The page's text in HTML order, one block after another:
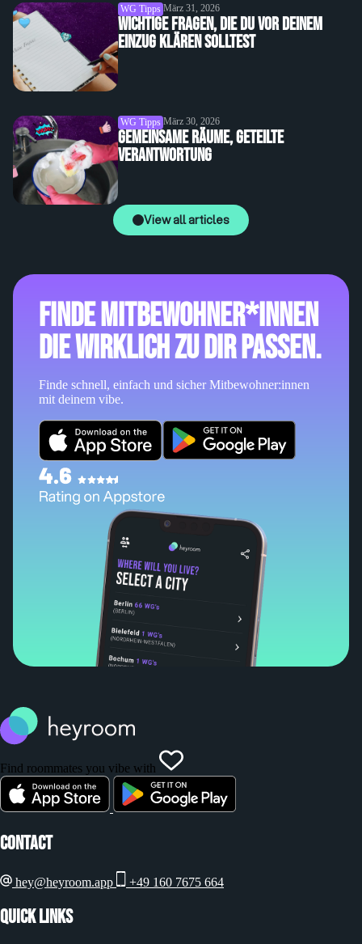
WG Tipps März 31, 2026
Wichtige Fragen, die du vor deinem
Einzug klären solltest
WG Tipps März 30, 2026
Gemeinsame Räume, geteilte
Verantwortung
View all articles
Finde Mitbewohner*innen
die wirklich zu dir passen.
Finde schnell, einfach und sicher Mitbewohner:innen
mit deinem vibe.
Find roommates you vibe with
Contact
hey@heyroom.app +49 160 7675 664
Quick Links